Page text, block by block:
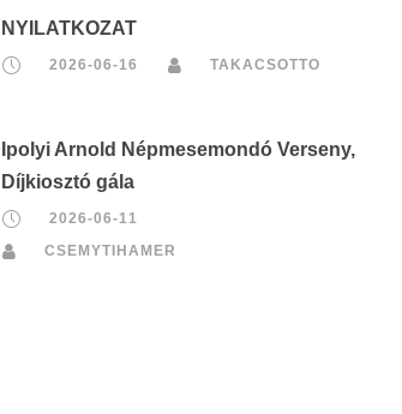
NYILATKOZAT
2026-06-16 TAKACSOTTO
Ipolyi Arnold Népmesemondó Verseny,
Díjkiosztó gála
2026-06-11
CSEMYTIHAMER